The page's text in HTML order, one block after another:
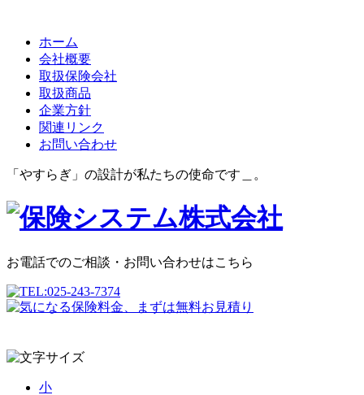
ホーム
会社概要
取扱保険会社
取扱商品
企業方針
関連リンク
お問い合わせ
「やすらぎ」の設計が私たちの使命です＿。
お電話でのご相談・お問い合わせはこちら
小